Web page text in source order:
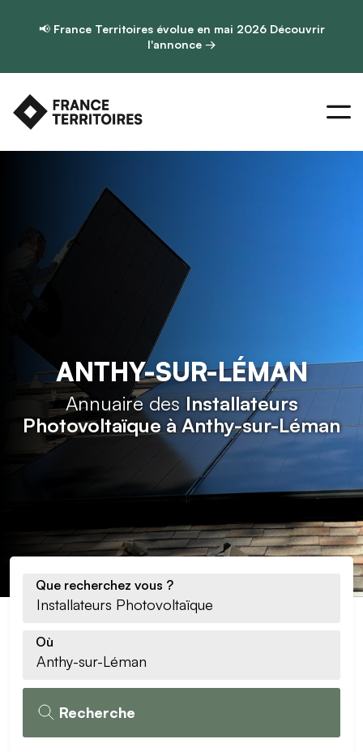
📢 France Territoires évolue en mai 2026 Découvrir
l'annonce →
ANTHY-SUR-LÉMAN
Annuaire des Installateurs
Photovoltaïque à Anthy-sur-Léman
Que recherchez vous ?
Où
Recherche